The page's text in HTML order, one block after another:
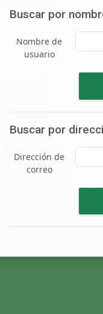
Buscar por
Buscar por
Nombre de
usuario
Buscar por
Buscar por
Dirección de
correo